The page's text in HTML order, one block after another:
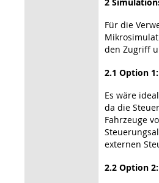
Für die
den Zugriff
2.1 Option
Es wäre
da die
Fahrzeuge
externen
2.2 Option